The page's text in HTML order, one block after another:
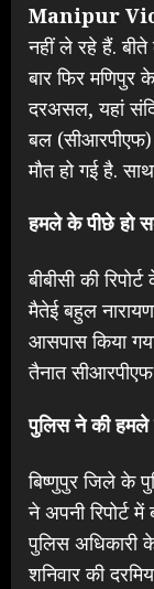
Manipur
नहीं ले रहे हैं.
बार फिर
दरअसल, यहां
बल (सीआरपीएफ)
मौत हो गई है.
हमले के पीछे हो
बीबीसी की
मैतेई बहुल
आसपास किया
तैनात
पुलिस ने की हमले
बिष्णुपुर जिले के
ने अपनी रिपोर्ट
पुलिस अधिकारी
शनिवार की